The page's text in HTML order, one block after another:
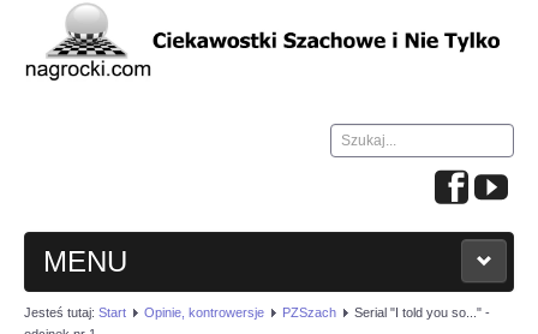
Szukaj...
MENU
HOME
Jesteś tutaj: Start Opinie, kontrowersje PZSzach
Serial "I told you so..." -